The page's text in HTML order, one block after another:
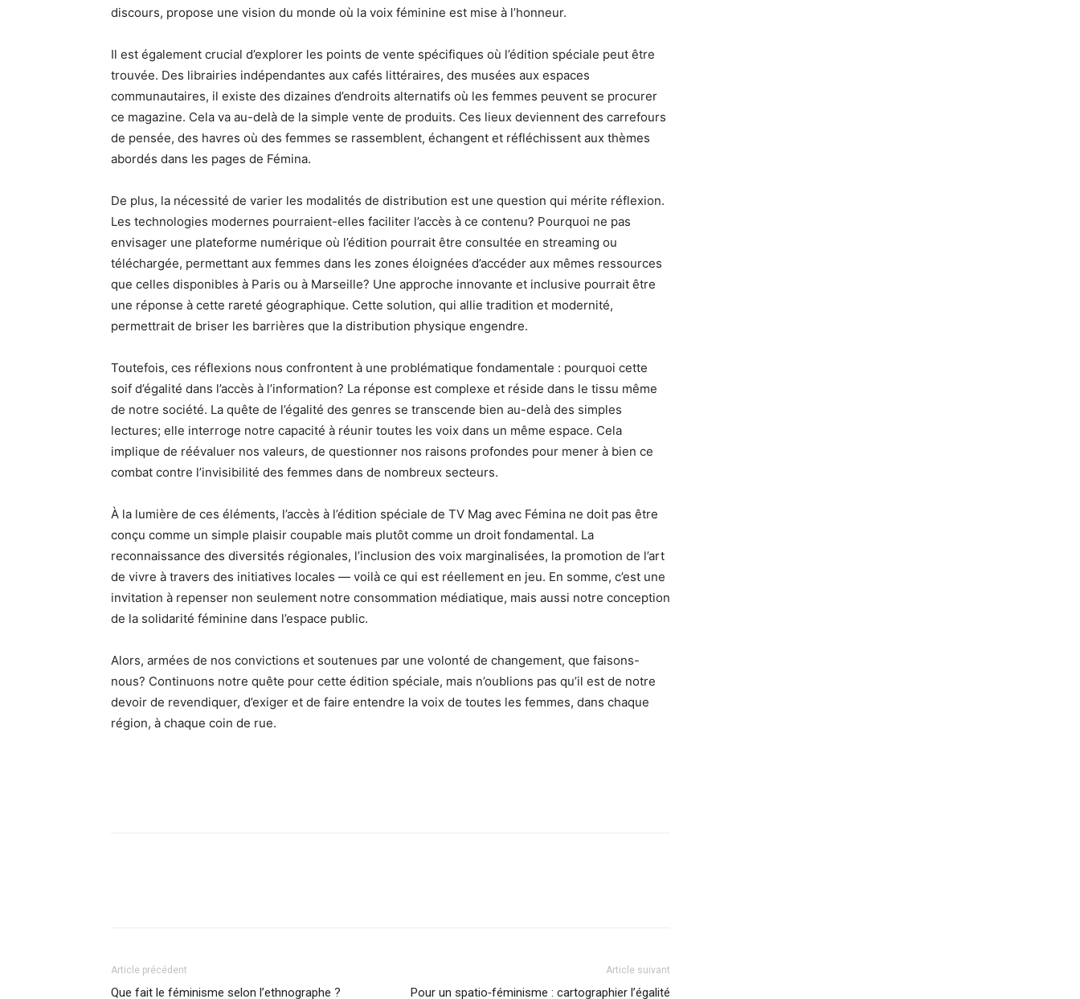
discours, propose une vision du monde où la voix féminine est mise à l’honneur.
Il est également crucial d’explorer les points de vente spécifiques où l’édition spéciale peut être
trouvée. Des librairies indépendantes aux cafés littéraires, des musées aux espaces
communautaires, il existe des dizaines d’endroits alternatifs où les femmes peuvent se procurer
ce magazine. Cela va au-delà de la simple vente de produits. Ces lieux deviennent des carrefours
de pensée, des havres où des femmes se rassemblent, échangent et réfléchissent aux thèmes
abordés dans les pages de Fémina.
De plus, la nécessité de varier les modalités de distribution est une question qui mérite réflexion.
Les technologies modernes pourraient-elles faciliter l’accès à ce contenu? Pourquoi ne pas
envisager une plateforme numérique où l’édition pourrait être consultée en streaming ou
téléchargée, permettant aux femmes dans les zones éloignées d’accéder aux mêmes ressources
que celles disponibles à Paris ou à Marseille? Une approche innovante et inclusive pourrait être
une réponse à cette rareté géographique. Cette solution, qui allie tradition et modernité,
permettrait de briser les barrières que la distribution physique engendre.
Toutefois, ces réflexions nous confrontent à une problématique fondamentale : pourquoi cette
soif d’égalité dans l’accès à l’information? La réponse est complexe et réside dans le tissu même
de notre société. La quête de l’égalité des genres se transcende bien au-delà des simples
lectures; elle interroge notre capacité à réunir toutes les voix dans un même espace. Cela
implique de réévaluer nos valeurs, de questionner nos raisons profondes pour mener à bien ce
combat contre l’invisibilité des femmes dans de nombreux secteurs.
À la lumière de ces éléments, l’accès à l’édition spéciale de TV Mag avec Fémina ne doit pas être
conçu comme un simple plaisir coupable mais plutôt comme un droit fondamental. La
reconnaissance des diversités régionales, l’inclusion des voix marginalisées, la promotion de l’art
de vivre à travers des initiatives locales — voilà ce qui est réellement en jeu. En somme, c’est une
invitation à repenser non seulement notre consommation médiatique, mais aussi notre conception
de la solidarité féminine dans l’espace public.
Alors, armées de nos convictions et soutenues par une volonté de changement, que faisons-
nous? Continuons notre quête pour cette édition spéciale, mais n’oublions pas qu’il est de notre
devoir de revendiquer, d’exiger et de faire entendre la voix de toutes les femmes, dans chaque
région, à chaque coin de rue.
Article précédent
Que fait le féminisme selon l’ethnographe ?
Article suivant
Pour un spatio‑féminisme : cartographier l’égalité